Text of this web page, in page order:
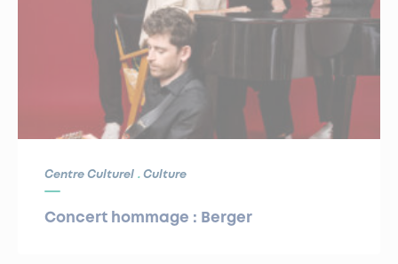
Centre Culturel Culture
Concert hommage : Berger